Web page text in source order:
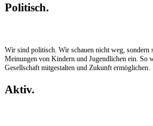
Politisch.
Wir sind politisch. Wir schauen nicht weg, sondern
Meinungen von Kindern und Jugendlichen ein. So
Gesellschaft mitgestalten und Zukunft ermöglichen.
Aktiv.